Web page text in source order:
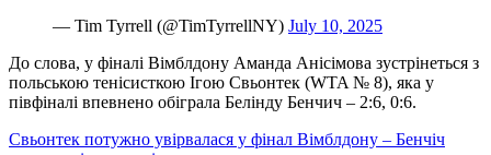
— Tim Tyrrell (@TimTyrrellNY) July 10, 2025
До слова, у фіналі Вімблдону Аманда Анісімова зустрінеться з
польською тенісисткою Ігою Свьонтек (WTA № 8), яка у
півфіналі впевнено обіграла Белінду Бенчич – 2:6, 0:6.
Свьонтек потужно увірвалася у фінал Вімблдону – Бенчіч